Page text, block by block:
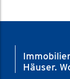
Häuser.